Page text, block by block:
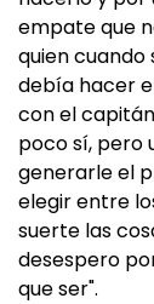
empate que
quien cuando
debía hacer
con el
poco sí, pero
generarle el
elegir entre
suerte las
desespero
que ser".